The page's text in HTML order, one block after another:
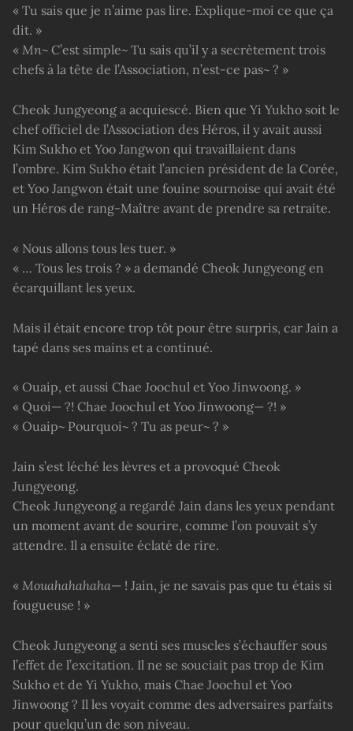
« Tu sais que je n’aime pas lire. Explique-moi ce que ça
dit. »
« Mn~ C’est simple~ Tu sais qu’il y a secrètement trois
chefs à la tête de l’Association, n’est-ce pas~ ? »
Cheok Jungyeong a acquiescé. Bien que Yi Yukho soit le
chef officiel de l’Association des Héros, il y avait aussi
Kim Sukho et Yoo Jangwon qui travaillaient dans
l’ombre. Kim Sukho était l’ancien président de la Corée,
et Yoo Jangwon était une fouine sournoise qui avait été
un Héros de rang-Maître avant de prendre sa retraite.
« Nous allons tous les tuer. »
« … Tous les trois ? » a demandé Cheok Jungyeong en
écarquillant les yeux.
Mais il était encore trop tôt pour être surpris, car Jain a
tapé dans ses mains et a continué.
« Ouaip, et aussi Chae Joochul et Yoo Jinwoong. »
« Quoi— ?! Chae Joochul et Yoo Jinwoong— ?! »
« Ouaip~ Pourquoi~ ? Tu as peur~ ? »
Jain s’est léché les lèvres et a provoqué Cheok
Jungyeong.
Cheok Jungyeong a regardé Jain dans les yeux pendant
un moment avant de sourire, comme l’on pouvait s’y
attendre. Il a ensuite éclaté de rire.
« Mouahahahaha— ! Jain, je ne savais pas que tu étais si
fougueuse ! »
Cheok Jungyeong a senti ses muscles s’échauffer sous
l’effet de l’excitation. Il ne se souciait pas trop de Kim
Sukho et de Yi Yukho, mais Chae Joochul et Yoo
Jinwoong ? Il les voyait comme des adversaires parfaits
pour quelqu’un de son niveau.